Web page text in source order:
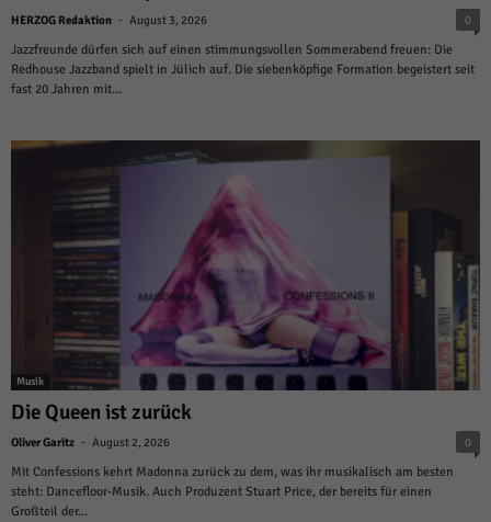
HERZOG Redaktion - August 3, 2026 0
Jazzfreunde dürfen sich auf einen stimmungsvollen Sommerabend freuen: Die
Redhouse Jazzband spielt in Jülich auf. Die siebenköpfige Formation begeistert seit
fast 20 Jahren mit...
Musik
Die Queen ist zurück
Oliver Garitz - August 2, 2026 0
Mit Confessions kehrt Madonna zurück zu dem, was ihr musikalisch am besten
steht: Dancefloor-Musik. Auch Produzent Stuart Price, der bereits für einen
Großteil der...
auswählen.
Alle akzeptieren Speichern und weiter
Datenschutzeinstellungen
Essenzielle Cookies ermöglichen grundlegende Funktionen und sind für die
einwandfreie Funktion der Website erforderlich.
Cookie-Informationen anzeigen
Statistiken (1)
Statistik Cookies erfassen Informationen anonym. Diese Informationen helfen
uns zu verstehen, wie unsere Besucher unsere Website nutzen.
Cookie-Informationen anzeigen
Marketing (1)
Marketing-Cookies werden von Drittanbietern oder Publishern verwendet,
um personalisierte Werbung anzuzeigen. Sie tun dies, indem sie Besucher
über Websites hinweg verfolgen.